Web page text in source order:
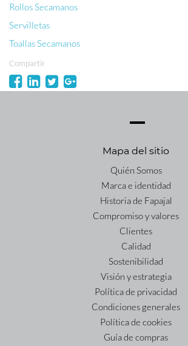
Rollos Secamanos
Servilletas
Toallas Secamanos
Compartir
Mapa del sitio
Quién Somos
Marca e identidad
Historia de Fapajal
Compromiso y valores
Clientes
Calidad
Sostenibilidad
Visión y estrategia
Política de privacidad
Condiciones generales
Política de cookies
Guía de compras